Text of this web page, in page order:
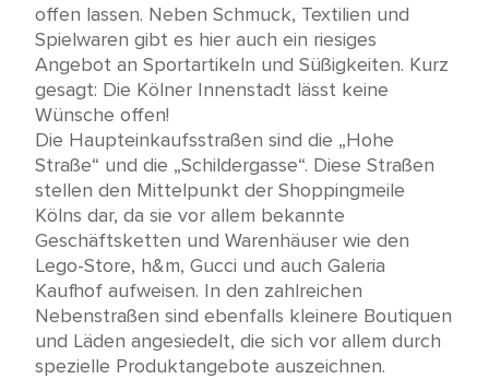
offen lassen. Neben Schmuck, Textilien und
Spielwaren gibt es hier auch ein riesiges
Angebot an Sportartikeln und Süßigkeiten. Kurz
gesagt: Die Kölner Innenstadt lässt keine
Wünsche offen!
Die Haupteinkaufsstraßen sind die „Hohe
Straße“ und die „Schildergasse“. Diese Straßen
stellen den Mittelpunkt der Shoppingmeile
Kölns dar, da sie vor allem bekannte
Geschäftsketten und Warenhäuser wie den
Lego-Store, h&m, Gucci und auch Galeria
Kaufhof aufweisen. In den zahlreichen
Nebenstraßen sind ebenfalls kleinere Boutiquen
und Läden angesiedelt, die sich vor allem durch
spezielle Produktangebote auszeichnen.